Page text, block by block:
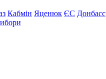
Кабмін Яценюк ЄС Донбасс